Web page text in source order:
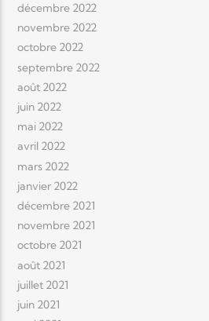
décembre 2022
novembre 2022
octobre 2022
septembre 2022
août 2022
juin 2022
mai 2022
avril 2022
mars 2022
janvier 2022
décembre 2021
novembre 2021
octobre 2021
août 2021
juillet 2021
juin 2021